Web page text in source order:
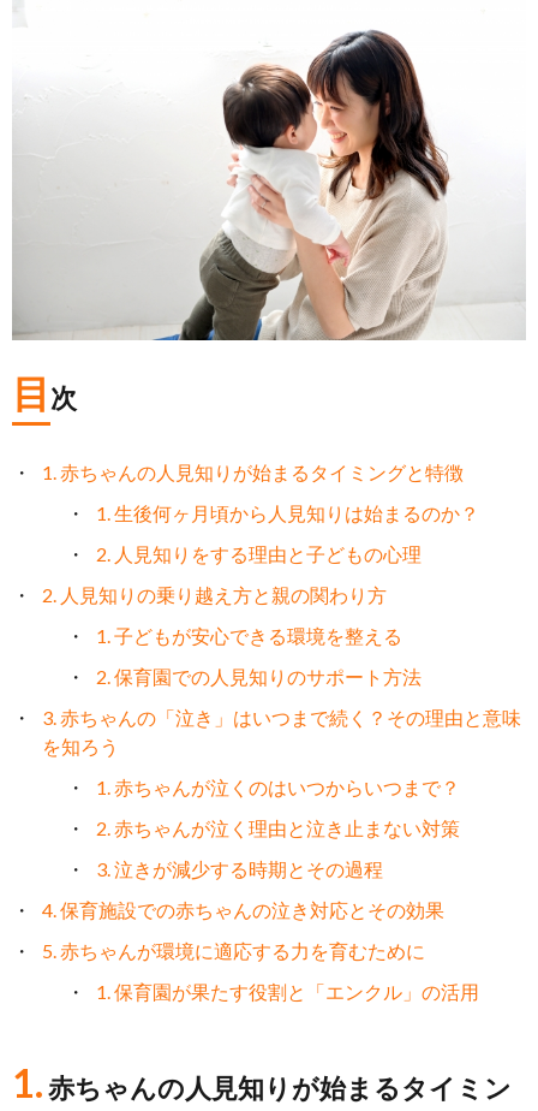
目 次
1. 赤ちゃんの人見知りが始まるタイミングと特徴
1. 生後何ヶ月頃から人見知りは始まるのか？
2. 人見知りをする理由と子どもの心理
2. 人見知りの乗り越え方と親の関わり方
1. 子どもが安心できる環境を整える
2. 保育園での人見知りのサポート方法
3. 赤ちゃんの「泣き」はいつまで続く？その理由と意味
を知ろう
1. 赤ちゃんが泣くのはいつからいつまで？
2. 赤ちゃんが泣く理由と泣き止まない対策
3. 泣きが減少する時期とその過程
4. 保育施設での赤ちゃんの泣き対応とその効果
5. 赤ちゃんが環境に適応する力を育むために
1. 保育園が果たす役割と「エンクル」の活用
1.赤ちゃんの人見知りが始まるタイミン